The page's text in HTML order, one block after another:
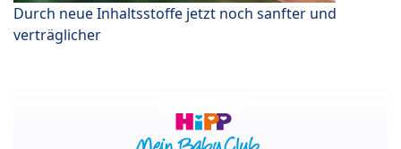
Durch neue Inhaltsstoffe jetzt noch sanfter und
verträglicher